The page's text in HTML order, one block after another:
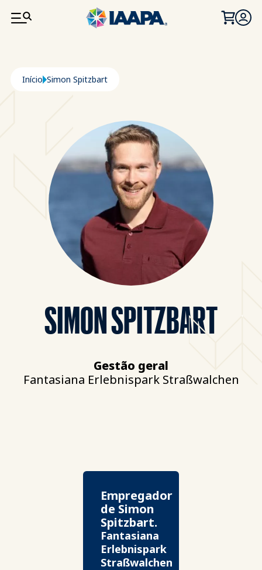
PASSAR PARA O CONTEÚDO PRINCIPAL
Navegação estrutural
Início Simon Spitzbart
SIMON SPITZBART
Gestão geral
Fantasiana Erlebnispark Straßwalchen
Empregador
de Simon
Spitzbart.
Fantasiana
Erlebnispark
Straßwalchen